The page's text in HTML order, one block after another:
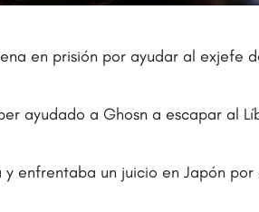
en prisión por ayudar al exjefe
ayudado a Ghosn a escapar al
enfrentaba un juicio en Japón por